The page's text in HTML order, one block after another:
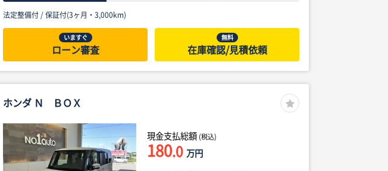
法定整備付 /保証付(3ヶ月・3,000km)
いますぐ
ローン審査
無料
在庫確認/見積依頼
ホンダ Ｎ ＢＯＸ
現金支払総額 (税込)
180.0 万円